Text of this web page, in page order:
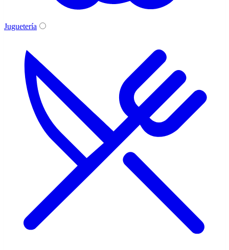
Juguetería